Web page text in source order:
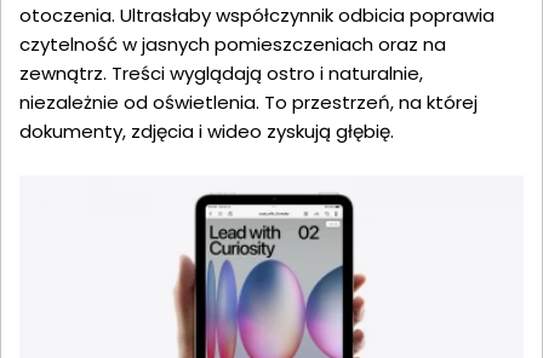
otoczenia. Ultrasłaby współczynnik odbicia poprawia
czytelność w jasnych pomieszczeniach oraz na
zewnątrz. Treści wyglądają ostro i naturalnie,
niezależnie od oświetlenia. To przestrzeń, na której
dokumenty, zdjęcia i wideo zyskują głębię.